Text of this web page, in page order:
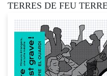
TERRES DE FEU